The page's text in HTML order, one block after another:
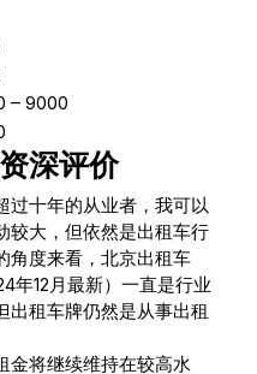
– 9000
深评价
过十年的从业者，我可以
较大，但依然是出租车行
角度来看，北京出租车
年12月最新）一直是行业
出租车牌仍然是从事出租
金将继续维持在较高水